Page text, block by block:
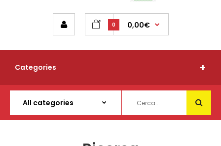
0 0,00€
Categories